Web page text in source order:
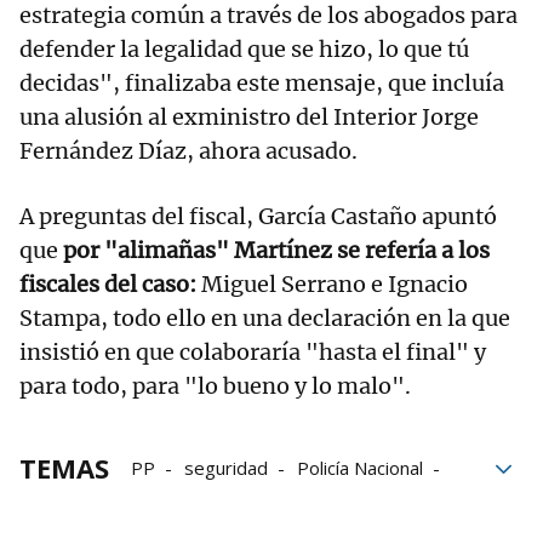
estrategia común a través de los abogados para
defender la legalidad que se hizo, lo que tú
decidas", finalizaba este mensaje, que incluía
una alusión al exministro del Interior Jorge
Fernández Díaz, ahora acusado.
A preguntas del fiscal, García Castaño apuntó
que por "alimañas" Martínez se refería a los
fiscales del caso: Miguel Serrano e Ignacio
Stampa, todo ello en una declaración en la que
insistió en que colaboraría "hasta el final" y
para todo, para "lo bueno y lo malo".
TEMAS PP seguridad
Policía Nacional